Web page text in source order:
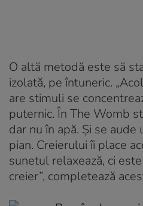
O altă metodă este să
izolată, pe întuneric.
are stimuli se
puternic. În The Womb
dar nu în apă. Și se
pian. Creierului îi place
sunetul relaxează, ci
creier”, completează